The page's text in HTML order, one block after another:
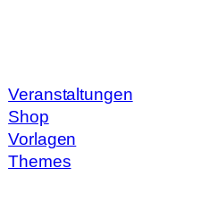
Veranstaltungen
Shop
Vorlagen
Themes